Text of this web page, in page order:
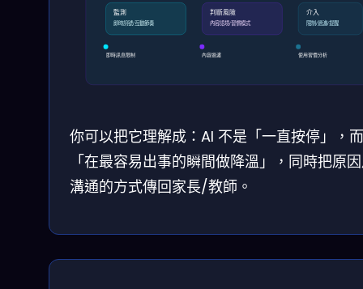
監測
即時訊號/互動節奏
判斷風險
內容語境/習慣模式
介入
限制/過濾/提醒
即時訊息限制 內容過濾 使用習慣分析
你可以把它理解成：AI 不是「一直按停」，
「在最容易出事的瞬間做降溫」，同時把原
溝通的方式傳回家長/教師。